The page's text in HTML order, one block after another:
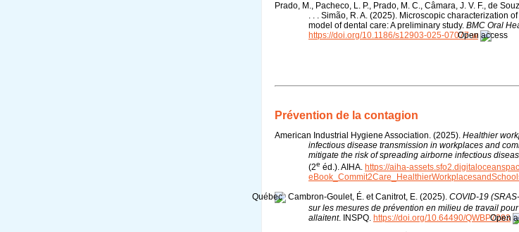
Prado, M., Pacheco, L. P., Prado, M. C., Câmara, J. V. F., de
. . . Simão, R. A. (2025). Microscopic characterization
model of dental care: A preliminary study. BMC Oral
https://doi.org/10.1186/s12903-025-07077-w
Prévention de la contagion
American Industrial Hygiene Association. (2025). Healthier
infectious disease transmission in workplaces and
mitigate the risk of spreading airborne infectious
(2e éd.). AIHA. https://aiha-
Cambron-Goulet, É. et Canitrot, E. (2025). COVID-19
sur les mesures de prévention en milieu de travail
allaitent. INSPQ. https://doi.org/10.64490/QWBP7283